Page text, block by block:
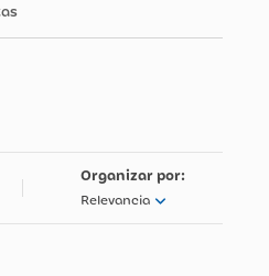
Relevancia